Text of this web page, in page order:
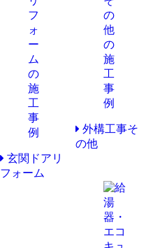
玄関ドアリ
フォーム
外構工事そ
の他